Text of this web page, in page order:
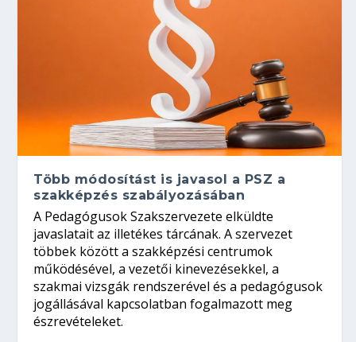
Több módosítást is javasol a PSZ a
szakképzés szabályozásában
A Pedagógusok Szakszervezete elküldte
javaslatait az illetékes tárcának. A szervezet
többek között a szakképzési centrumok
működésével, a vezetői kinevezésekkel, a
szakmai vizsgák rendszerével és a pedagógusok
jogállásával kapcsolatban fogalmazott meg
észrevételeket.